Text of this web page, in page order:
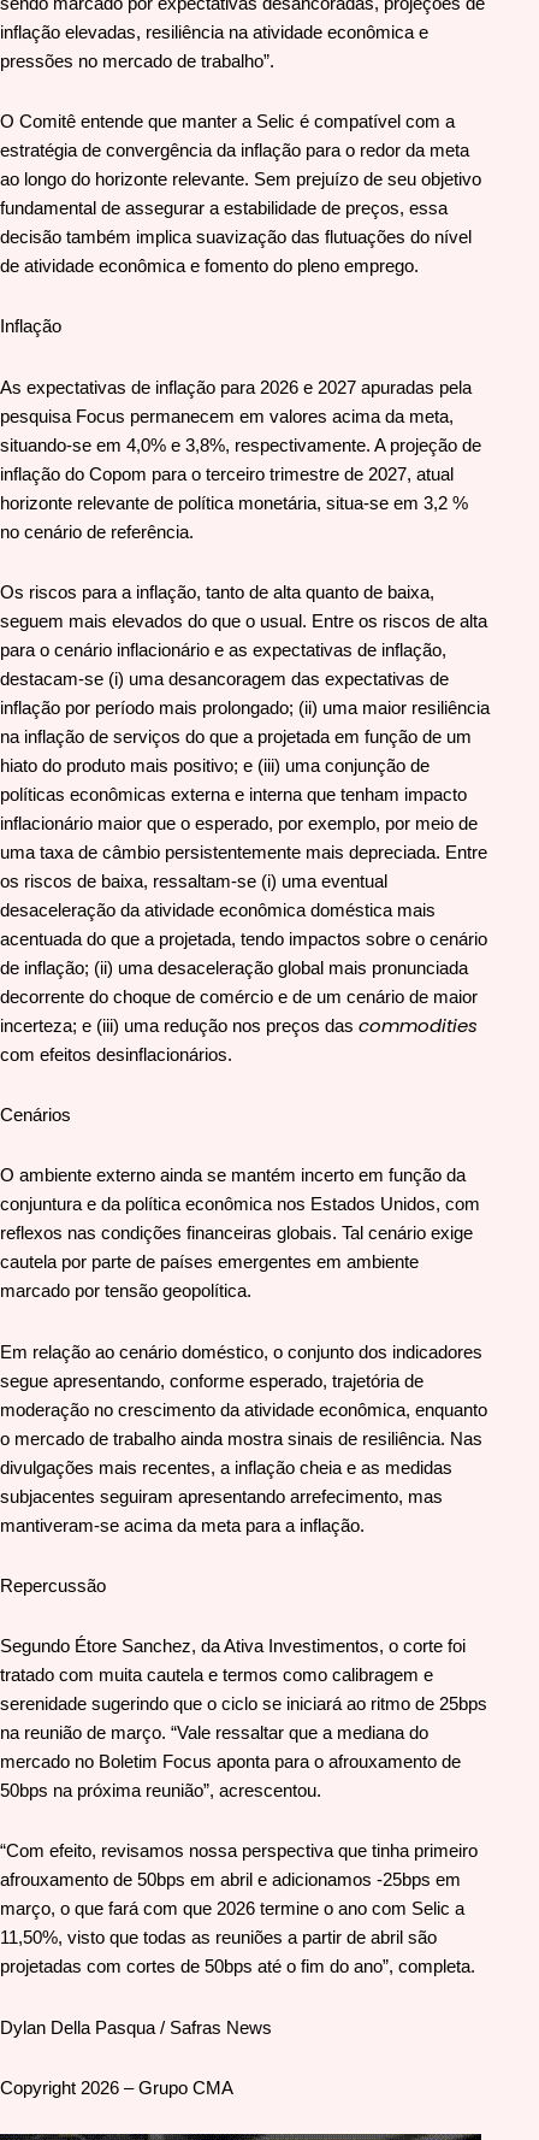
inflação elevadas, resiliência na atividade econômica e
pressões no mercado de trabalho”.
O Comitê entende que manter a Selic é compatível com a
estratégia de convergência da inflação para o redor da meta
ao longo do horizonte relevante. Sem prejuízo de seu objetivo
fundamental de assegurar a estabilidade de preços, essa
decisão também implica suavização das flutuações do nível
de atividade econômica e fomento do pleno emprego.
Inflação
As expectativas de inflação para 2026 e 2027 apuradas pela
pesquisa Focus permanecem em valores acima da meta,
situando-se em 4,0% e 3,8%, respectivamente. A projeção de
inflação do Copom para o terceiro trimestre de 2027, atual
horizonte relevante de política monetária, situa-se em 3,2 %
no cenário de referência.
Os riscos para a inflação, tanto de alta quanto de baixa,
seguem mais elevados do que o usual. Entre os riscos de alta
para o cenário inflacionário e as expectativas de inflação,
destacam-se (i) uma desancoragem das expectativas de
inflação por período mais prolongado; (ii) uma maior resiliência
na inflação de serviços do que a projetada em função de um
hiato do produto mais positivo; e (iii) uma conjunção de
políticas econômicas externa e interna que tenham impacto
inflacionário maior que o esperado, por exemplo, por meio de
uma taxa de câmbio persistentemente mais depreciada. Entre
os riscos de baixa, ressaltam-se (i) uma eventual
desaceleração da atividade econômica doméstica mais
acentuada do que a projetada, tendo impactos sobre o cenário
de inflação; (ii) uma desaceleração global mais pronunciada
decorrente do choque de comércio e de um cenário de maior
incerteza; e (iii) uma redução nos preços das commodities
com efeitos desinflacionários.
Cenários
O ambiente externo ainda se mantém incerto em função da
conjuntura e da política econômica nos Estados Unidos, com
reflexos nas condições financeiras globais. Tal cenário exige
cautela por parte de países emergentes em ambiente
marcado por tensão geopolítica.
Em relação ao cenário doméstico, o conjunto dos indicadores
segue apresentando, conforme esperado, trajetória de
moderação no crescimento da atividade econômica, enquanto
o mercado de trabalho ainda mostra sinais de resiliência. Nas
divulgações mais recentes, a inflação cheia e as medidas
subjacentes seguiram apresentando arrefecimento, mas
mantiveram-se acima da meta para a inflação.
Repercussão
Segundo Étore Sanchez, da Ativa Investimentos, o corte foi
tratado com muita cautela e termos como calibragem e
serenidade sugerindo que o ciclo se iniciará ao ritmo de 25bps
na reunião de março. “Vale ressaltar que a mediana do
mercado no Boletim Focus aponta para o afrouxamento de
50bps na próxima reunião”, acrescentou.
“Com efeito, revisamos nossa perspectiva que tinha primeiro
afrouxamento de 50bps em abril e adicionamos -25bps em
março, o que fará com que 2026 termine o ano com Selic a
11,50%, visto que todas as reuniões a partir de abril são
projetadas com cortes de 50bps até o fim do ano”, completa.
Dylan Della Pasqua / Safras News
Copyright 2026 – Grupo CMA